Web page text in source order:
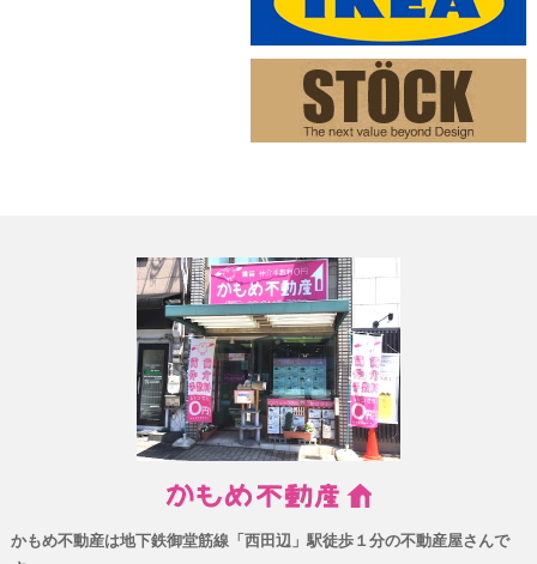
かもめ不動産は地下鉄御堂筋線「西田辺」駅徒歩１分の不動産屋さんで